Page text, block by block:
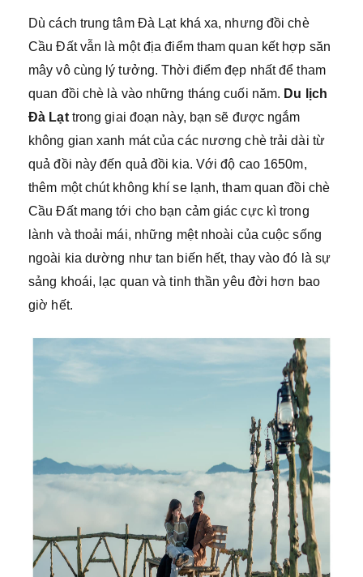
Dù cách trung tâm Đà Lạt khá xa, nhưng đồi chè
Cầu Đất vẫn là một địa điểm tham quan kết hợp săn
mây vô cùng lý tưởng. Thời điểm đẹp nhất để tham
quan đồi chè là vào những tháng cuối năm. Du lịch
Đà Lạt trong giai đoạn này, bạn sẽ được ngắm
không gian xanh mát của các nương chè trải dài từ
quả đồi này đến quả đồi kia. Với độ cao 1650m,
thêm một chút không khí se lạnh, tham quan đồi chè
Cầu Đất mang tới cho bạn cảm giác cực kì trong
lành và thoải mái, những mệt nhoài của cuộc sống
ngoài kia dường như tan biến hết, thay vào đó là sự
sảng khoái, lạc quan và tinh thần yêu đời hơn bao
giờ hết.